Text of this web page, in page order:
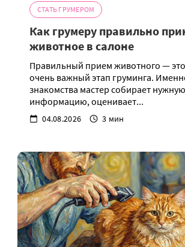
СТАТЬ ГРУМЕРОМ
Как грумеру правильно
животное в салоне
Правильный прием животного —
очень важный этап груминга.
знакомства мастер собирает нужную
информацию, оценивает...
04.08.2026 3 мин